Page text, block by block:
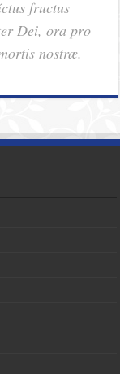
fructus
Dei, ora pro
nostræ.